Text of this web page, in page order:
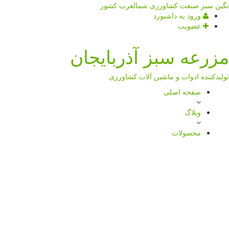
نگین سبز صنعت کشاورزی شمالغرب کشور
ورود به داشبورد
عضویت
مزرعه سبز آذربایجان
تولیدکننده ادوات و ماشین آلات کشاورزی
صفحه اصلی
وبلاگ
محصولات